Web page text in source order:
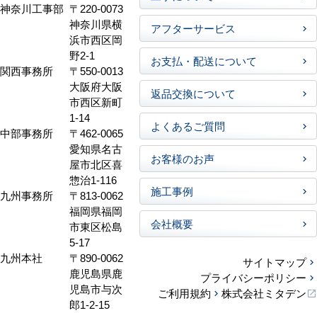
神奈川工事部 〒220-0073
神奈川県横
浜市西区岡
野2-1
関西事務所
〒550-0013
大阪府大阪
市西区新町
1-14
中部事務所
〒462-0065
愛知県名古
屋市北区喜
惣治1-116
九州事務所
〒813-0062
福岡県福岡
市東区松島
5-17
九州本社
〒890-0062
鹿児島県鹿
児島市与次
郎1-2-15
アフターサービス
お支払・配送について
返品交換について
よくあるご質問
お客様のお声
施工事例
会社概要
サイトマップ
プライバシーポリシー
ご利用規約
株式会社ミタデン